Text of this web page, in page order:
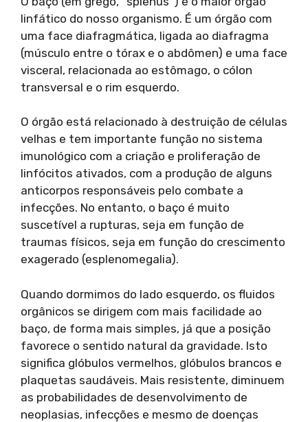
linfático do nosso organismo. É um órgão com
uma face diafragmática, ligada ao diafragma
(músculo entre o tórax e o abdômen) e uma face
visceral, relacionada ao estômago, o cólon
transversal e o rim esquerdo.
O órgão está relacionado à destruição de células
velhas e tem importante função no sistema
imunológico com a criação e proliferação de
linfócitos ativados, com a produção de alguns
anticorpos responsáveis pelo combate a
infecções. No entanto, o baço é muito
suscetível a rupturas, seja em função de
traumas físicos, seja em função do crescimento
exagerado (esplenomegalia).
Quando dormimos do lado esquerdo, os fluidos
orgânicos se dirigem com mais facilidade ao
baço, de forma mais simples, já que a posição
favorece o sentido natural da gravidade. Isto
significa glóbulos vermelhos, glóbulos brancos e
plaquetas saudáveis. Mais resistente, diminuem
as probabilidades de desenvolvimento de
neoplasias, infecções e mesmo de doenças